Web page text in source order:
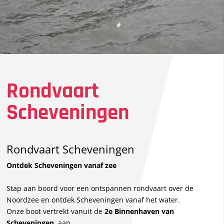
Rondvaart
Scheveningen
Rondvaart Scheveningen
Ontdek Scheveningen vanaf zee
Stap aan boord voor een ontspannen rondvaart over de
Noordzee en ontdek Scheveningen vanaf het water.
Onze boot vertrekt vanuit de2e Binnenhaven van